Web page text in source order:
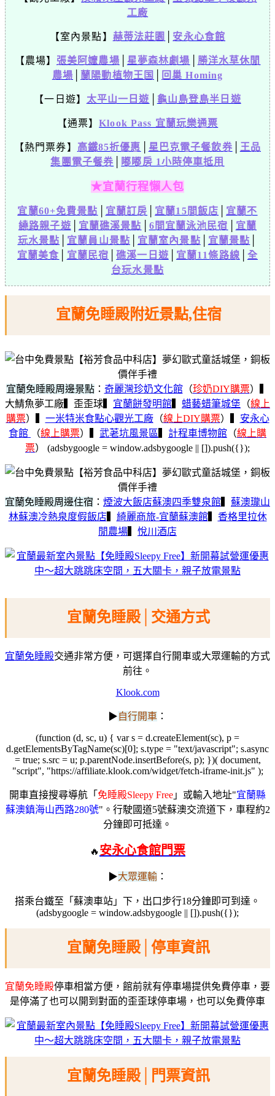
工廠
【室內景點】 赫蒂法莊園 安永心食館
【農場】 張美阿嬤農場 星夢森林劇場
勝洋水草休閒
農場
蘭陽動植物王国 回巢 Homing
【一日遊】 太平山一日遊 龜山島登島半日遊
【通票】Klook Pass 宜蘭玩樂通票
【熱門票券】 高鐵85折優惠 星巴克電子餐飲券
王品
集團電子餐券
嘟嘟房 1小時停車抵用
★宜蘭行程懶人包
宜蘭60+免費景點 宜蘭訂房 宜蘭15間飯店
宜蘭不
繞路親子遊
宜蘭礁溪景點 6間宜蘭泳池民宿
宜蘭
玩水景點
宜蘭員山景點 宜蘭室內景點 宜蘭景點
宜蘭美食
宜蘭民宿 │礁溪一日遊 宜蘭11條路線
全
台玩水景點
宜蘭免睡殿附近景點,住宿
宜蘭免睡殿周邊景點： 奇麗灣珍奶文化館（珍奶DIY購票）▍
大鯖魚夢工廠▍歪歪球▍ 宜蘭餅發明館 蜡藝蜡筆城堡 （線上
購票）▍ 一米特米食點心觀光工廠（線上DIY購票）▍ 安永心
食館
（線上購票）▍ 武荖坑風景區 計程車博物館 （線上購
票） (adsbygoogle = window.adsbygoogle || []).push({});
宜蘭免睡殿周邊住宿 ： 煙波大飯店蘇澳四季雙泉館
蘇澳瓏山
林蘇澳冷熱泉度假飯店▍ 綺麗商旅-宜蘭蘇澳館▍ 香格里拉休
閒農場
悅川酒店
宜蘭免睡殿│交通方式
宜蘭免睡殿交通非常方便，可選擇自行開車或大眾運輸的方式
前往。
Klook.com
▶自行開車 ：
(function (d, sc, u) { var s = d.createElement(sc), p =
d.getElementsByTagName(sc)[0]; s.type = "text/javascript"; s.async
= true; s.src = u; p.parentNode.insertBefore(s, p); })( document,
"script", "https://affiliate.klook.com/widget/fetch-iframe-init.js" );
開車直接搜尋導航「 免睡殿Sleepy Free 」或輸入地址"宜蘭縣
蘇澳鎮海山西路280號"。行駛國道5號蘇澳交流道下，車程約2
分鐘即可抵達。
🔥 安永心食館門票
▶大眾運輸 ：
搭乘台鐵至「蘇澳車站」下，出口步行18分鐘即可到達。
(adsbygoogle = window.adsbygoogle || []).push({});
宜蘭免睡殿│停車資訊
宜蘭免睡殿停車相當方便，館前就有停車場提供免費停車，要
是停滿了也可以開到對面的歪歪球停車場，也可以免費停車
宜蘭免睡殿│門票資訊